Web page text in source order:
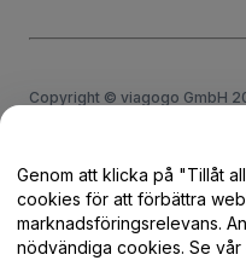
Copyright © viagogo GmbH
Dela inte min personliga
Genom att klicka på "Tillåt
cookies för att förbättra
marknadsföringsrelevans.
nödvändiga cookies. Se vår